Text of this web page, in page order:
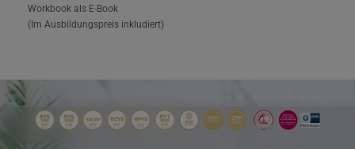
Workbook als E-Book
(Im Ausbildungspreis inkludiert)